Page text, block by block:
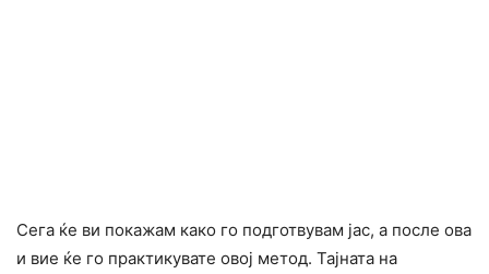
Сега ќе ви покажам како го подготвувам јас, а после ова
и вие ќе го практикувате овој метод. Тајната на